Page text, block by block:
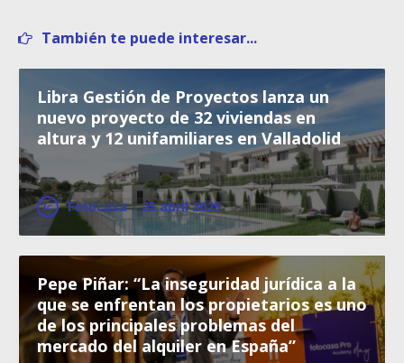
También te puede interesar...
Libra Gestión de Proyectos lanza un
nuevo proyecto de 32 viviendas en
altura y 12 unifamiliares en Valladolid
Fotocasa · 25 abril 2025
Pepe Piñar: “La inseguridad jurídica a la
que se enfrentan los propietarios es uno
de los principales problemas del
mercado del alquiler en España”